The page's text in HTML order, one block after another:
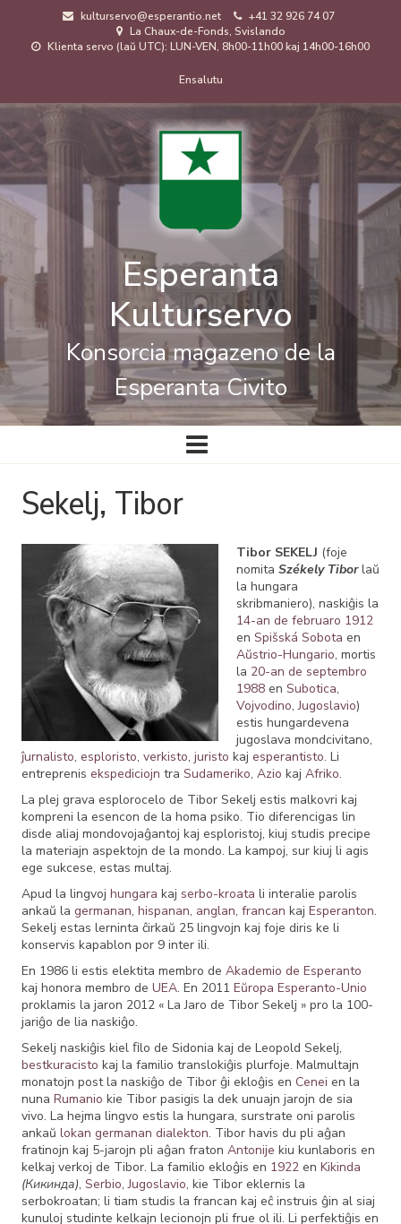
kulturservo@esperantio.net
+41 32 926 74 07
La Chaux-de-Fonds, Svislando
Klienta servo (laŭ UTC): LUN-VEN, 8h00-11h00 kaj 14h00-16h00
de
uzanto
Ensalutu
Esperanta
Kulturservo
Konsorcia magazeno de la
Esperanta Civito
Ĉefa
navigado
Sekelj, Tibor
Tibor SEKELJ (foje
nomita Székely Tiborlaŭ
la hungara
skribmaniero), naskiĝis la
14-an de februaro 1912
en Spišská Sobota en
Aŭstrio-Hungario, mortis
la 20-an de septembro
1988en Subotica,
Vojvodino,Jugoslavio)
estis hungardevena
jugoslava mondcivitano,
ĵurnalisto, esploristo, verkisto, juristo kaj esperantisto. Li
entreprenis ekspediciojn tra Sudameriko, Azio kaj Afriko.
La plej grava esplorocelo de Tibor Sekelj estis malkovri kaj
kompreni la esencon de la homa psiko. Tio diferencigas lin
disde aliaj mondovojaĝantoj kaj esploristoj, kiuj studis precipe
la materiajn aspektojn de la mondo. La kampoj, sur kiuj li agis
ege sukcese, estas multaj.
Apud la lingvoj hungara kaj serbo-kroata li interalie parolis
ankaŭ la germanan, hispanan, anglan, francan kaj Esperanton.
Sekelj estas lerninta ĉirkaŭ 25 lingvojn kaj foje diris ke li
konservis kapablon por 9 inter ili.
En 1986 li estis elektita membro de Akademio de Esperanto
kaj honora membro de UEA. En 2011 Eŭropa Esperanto-Unio
proklamis la jaron 2012 « La Jaro de Tibor Sekelj » pro la 100-
jariĝo de lia naskiĝo.
Sekelj naskiĝis kiel ﬁlo de Sidonia kaj de Leopold Sekelj,
bestkuracisto kaj la familio translokiĝis plurfoje. Malmultajn
monatojn post la naskiĝo de Tibor ĝi ekloĝis en Cenei en la
nuna Rumanio kie Tibor pasigis la dek unuajn jarojn de sia
vivo. La hejma lingvo estis la hungara, surstrate oni parolis
ankaŭ lokan germanan dialekton. Tibor havis du pli aĝan
fratinojn kaj 5-jarojn pli aĝan fraton Antonije kiu kunlaboris en
kelkaj verkoj de Tibor. La familio ekloĝis en 1922en Kikinda
(Кикинда), Serbio,Jugoslavio, kie Tibor eklernis la
serbokroatan; li tiam studis la francan kaj eĉ instruis ĝin al siaj
kunuloj studinte kelkajn lecionojn pli frue ol ili. Li perfektiĝis en